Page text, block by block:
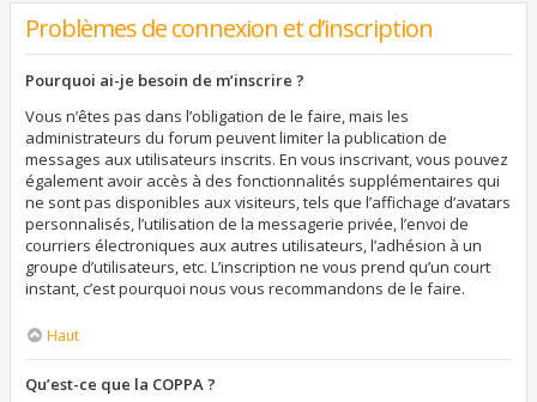
Problèmes de connexion et d’inscription
Pourquoi ai-je besoin de m’inscrire ?
Vous n’êtes pas dans l’obligation de le faire, mais les
administrateurs du forum peuvent limiter la publication de
messages aux utilisateurs inscrits. En vous inscrivant, vous pouvez
également avoir accès à des fonctionnalités supplémentaires qui
ne sont pas disponibles aux visiteurs, tels que l’affichage d’avatars
personnalisés, l’utilisation de la messagerie privée, l’envoi de
courriers électroniques aux autres utilisateurs, l’adhésion à un
groupe d’utilisateurs, etc. L’inscription ne vous prend qu’un court
instant, c’est pourquoi nous vous recommandons de le faire.
Haut
Qu’est-ce que la COPPA ?